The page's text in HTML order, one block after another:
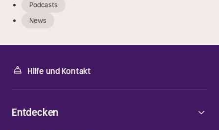
Podcasts
News
Hilfe und Kontakt
Entdecken